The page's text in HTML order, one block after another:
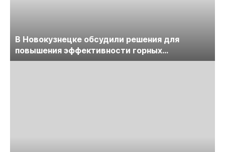
В Новокузнецке обсудили решения для
повышения эффективности горных
предприятий